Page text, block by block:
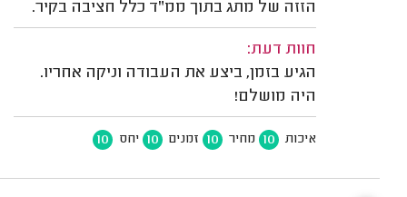
הזזה של מתג בתוך ממ"ד כלל חציבה בקיר.
חוות דעת:
הגיע בזמן, ביצע את העבודה וניקה אחריו.
היה מושלם!
איכות 10 מחיר 10 זמנים 10 יחס 10